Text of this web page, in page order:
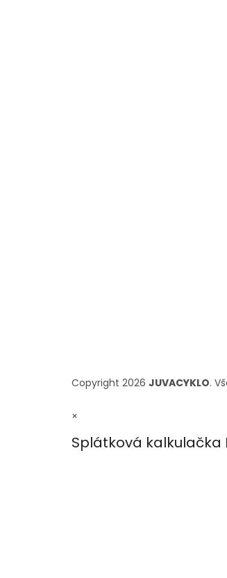
Copyright 2026 JUVACYKLO.
×
Splátková kalkulačka